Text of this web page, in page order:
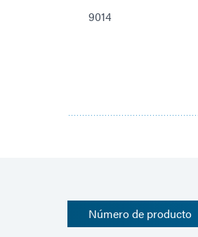
9014
Número de producto